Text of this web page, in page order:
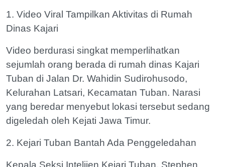
1. Video Viral Tampilkan Aktivitas di Rumah
Dinas Kajari
Video berdurasi singkat memperlihatkan
sejumlah orang berada di rumah dinas Kajari
Tuban di Jalan Dr. Wahidin Sudirohusodo,
Kelurahan Latsari, Kecamatan Tuban. Narasi
yang beredar menyebut lokasi tersebut sedang
digeledah oleh Kejati Jawa Timur.
2. Kejari Tuban Bantah Ada Penggeledahan
Kepala Seksi Intelijen Kejari Tuban, Stephen